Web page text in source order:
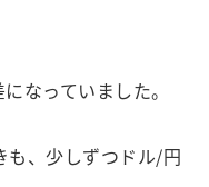
なっていました。
も、少しずつドル/円